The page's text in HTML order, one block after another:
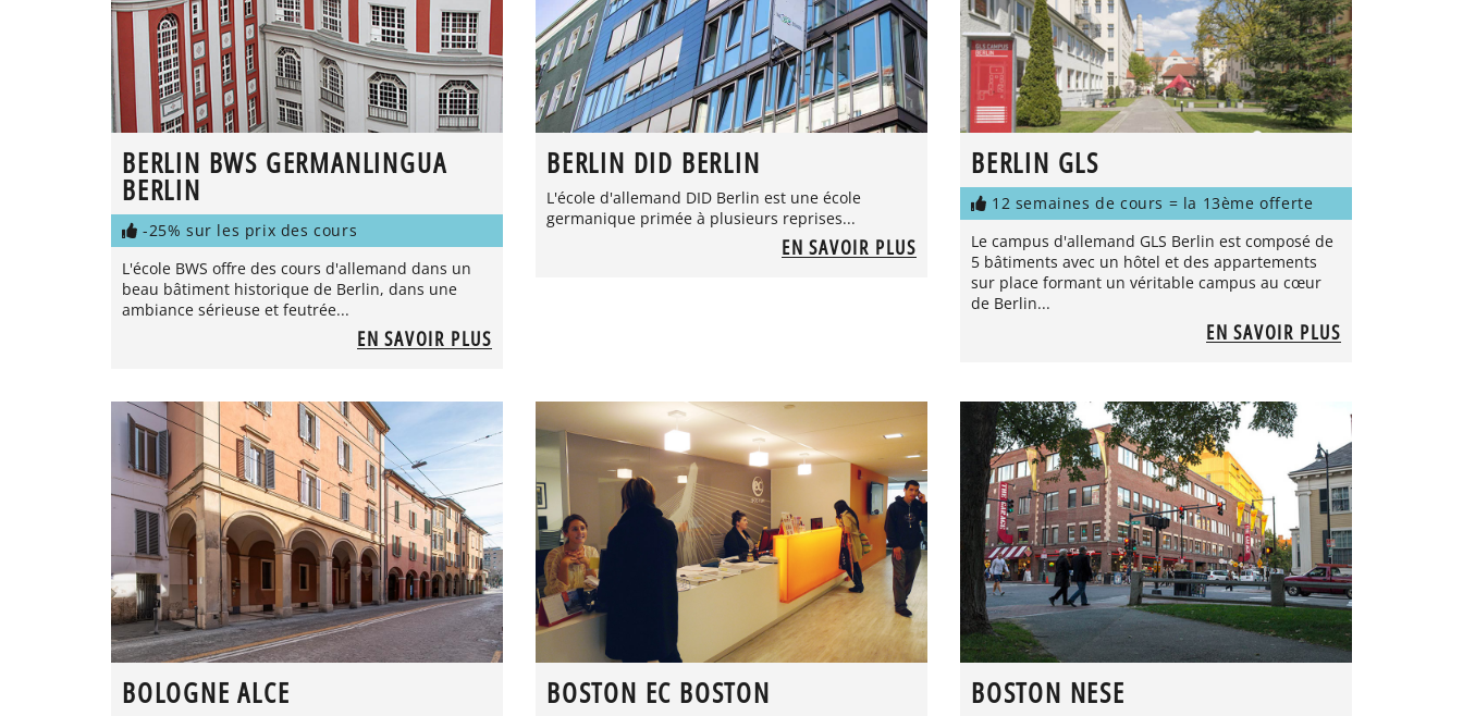
BERLIN BWS GERMANLINGUA
BERLIN
-25% sur les prix des cours
L'école BWS offre des cours d'allemand dans un
beau bâtiment historique de Berlin, dans une
ambiance sérieuse et feutrée...
EN SAVOIR PLUS
BERLIN DID BERLIN
L'école d'allemand DID Berlin est une école
germanique primée à plusieurs reprises...
EN SAVOIR PLUS
BERLIN GLS
12 semaines de cours = la 13ème offerte
Le campus d'allemand GLS Berlin est composé de
5 bâtiments avec un hôtel et des appartements
sur place formant un véritable campus au cœur
de Berlin...
EN SAVOIR PLUS
BOLOGNE ALCE BOSTON EC BOSTON BOSTON NESE